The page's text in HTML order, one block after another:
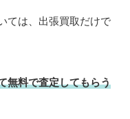
ては、出張買取だけで
無料で査定してもらう